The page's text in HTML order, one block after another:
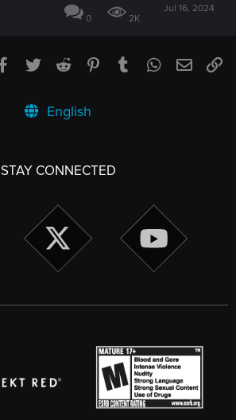
0 2K
Jul 16, 2024
Facebook
TwitterReddit PinterestTumblrWhatsApp
Email
English
STAY CONNECTED